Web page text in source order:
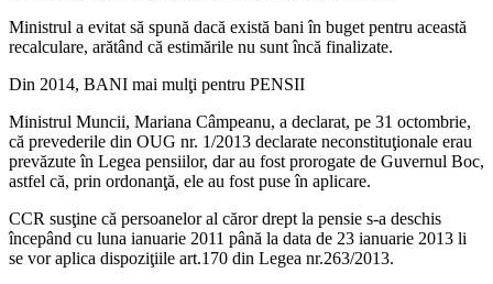
Ministrul a evitat să spună dacă există bani în buget pentru această
recalculare, arătând că estimările nu sunt încă finalizate.
Din 2014, BANI mai mulţi pentru PENSII
Ministrul Muncii, Mariana Câmpeanu, a declarat, pe 31 octombrie,
că prevederile din OUG nr. 1/2013 declarate neconstituţionale erau
prevăzute în Legea pensiilor, dar au fost prorogate de Guvernul Boc,
astfel că, prin ordonanţă, ele au fost puse în aplicare.
CCR susţine că persoanelor al căror drept la pensie s-a deschis
începând cu luna ianuarie 2011 până la data de 23 ianuarie 2013 li
se vor aplica dispoziţiile art.170 din Legea nr.263/2013.